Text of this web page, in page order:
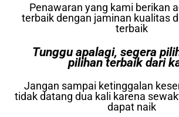
Penawaran yang kami berikan
terbaik dengan jaminan kualitas
terbaik
Tunggu apalagi, segera
pilihan terbaik dari
Jangan sampai ketinggalan
tidak datang dua kali karena
dapat naik